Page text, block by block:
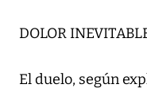
DOLOR
El duelo, según